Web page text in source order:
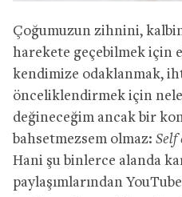
Çoğumuzun zihnini,
harekete geçebilmek için
kendimize odaklanmak,
önceliklendirmek için
değineceğim ancak bir
bahsetmezsem olmaz: Self
Hani şu binlerce alanda
paylaşımlarından